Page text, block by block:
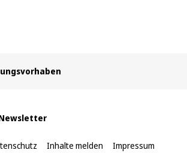
Inhalte melden Impressum